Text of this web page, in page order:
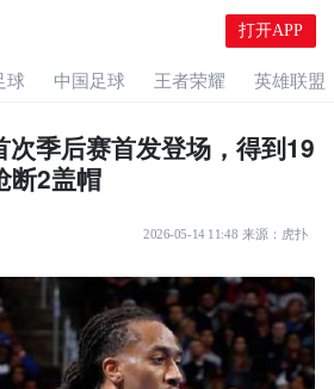
打开APP
球 中国足球 王者荣耀 英雄联盟
季后赛首发登场，得到19
断2盖帽
2026-05-14 11:48 来源： 虎扑